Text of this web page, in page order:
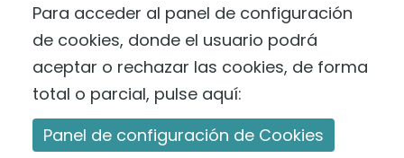
Para acceder al panel de configuración
de cookies, donde el usuario podrá
aceptar o rechazar las cookies, de forma
total o parcial, pulse aquí:
Panel de configuración de Cookies